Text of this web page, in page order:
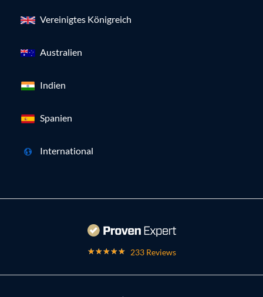
Vereinigtes Königreich
Australien
Indien
Spanien
International
233 Reviews